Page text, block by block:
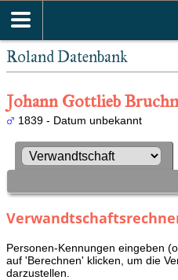
Roland Datenbank
Johann Gottlieb
1839 - Datum unbekannt
Personen-Kennungen eingeben
auf 'Berechnen' klicken, um die
darzustellen.